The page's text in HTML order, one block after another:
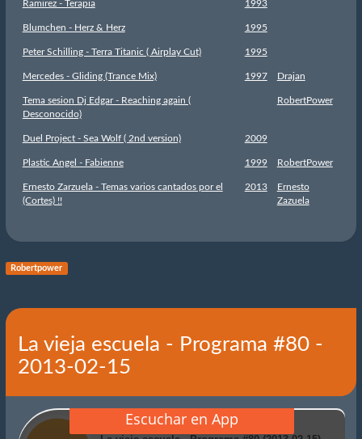
Ramirez - Terapia 1993
Blumchen - Herz & Herz 1995
Peter Schilling - Terra Titanic ( Airplay Cut) 1995
Mercedes - Gliding (Trance Mix) 1997 Drajan
Tema sesion Dj Edgar - Reaching again (
Desconocido)
RobertPower
Duel Project - Sea Wolf ( 2nd version) 2009
Plastic Angel - Fabienne 1999 RobertPower
Ernesto Zarzuela - Temas varios cantados por el
(Cortes) !!
2013
Ernesto
Zazuela
Robertpower
La vieja escuela - Programa #80 -
2013-02-15